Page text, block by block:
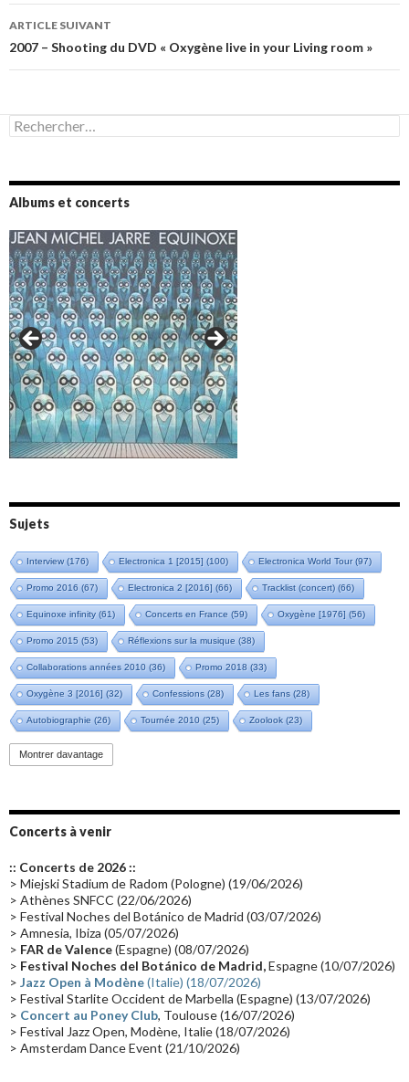
articles
ARTICLE SUIVANT
2007 – Shooting du DVD « Oxygène live in your Living room »
Rechercher :
Albums et concerts
Amazônia (2021)
Oxymore (2022)
Versailles 400 (2024)
Live in Bratislava (2025)
Sujets
Interview(176) Electronica 1 [2015] (100) Electronica World Tour(97)
Promo 2016 (67) Electronica 2 [2016] (66) Tracklist (concert) (66)
Equinoxe infinity(61) Concerts en France (59) Oxygène [1976] (56)
Promo 2015 (53) Réflexions sur la musique (38)
Collaborations années 2010 (36) Promo 2018 (33)
Oxygène 3 [2016] (32) Confessions (28) Les fans (28)
Autobiographie (26) Tournée 2010 (25) Zoolook (23)
Promo 2019(23)
Groupe de Recherche Musicale
Passages radio Vidéo Jarrecast (16) Synthé 80's
Les concerts en Chine(16) Cinéma
Synthé Roland(15) Belgique(15)
(14) Astronomie (14)
Tournée 2025(14) 2024(14) Chine(13)
Montrer davantage
Concerts à venir
:: Concerts de 2026 ::
> Miejski Stadium de Radom (Pologne) (19/06/2026)
> Athènes SNFCC (22/06/2026)
> Festival Noches del Botánico de Madrid (03/07/2026)
> Amnesia, Ibiza (05/07/2026)
> FAR de Valence(Espagne) (08/07/2026)
> Festival Noches del Botánico de Madrid,Espagne (10/07/2026)
> Jazz Open à Modène(Italie) (18/07/2026)
> Festival Starlite Occident de Marbella (Espagne) (13/07/2026)
> Concert au Poney Club, Toulouse (16/07/2026)
> Festival Jazz Open, Modène, Italie (18/07/2026)
> Amsterdam Dance Event (21/10/2026)